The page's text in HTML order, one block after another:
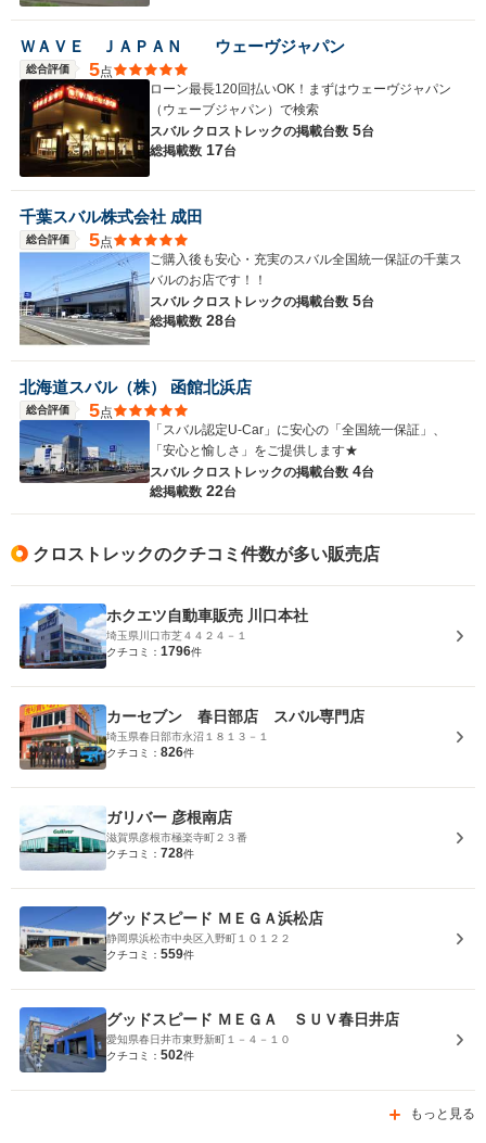
ＷＡＶＥ ＪＡＰＡＮ ウェーヴジャパン
総合評価 5点
ローン最長120回払いOK！まずはウェーヴジャパン
（ウェーブジャパン）で検索
スバル クロストレックの掲載台数 5台
総掲載数 17台
千葉スバル株式会社 成田
総合評価 5点
ご購入後も安心・充実のスバル全国統一保証の千葉ス
バルのお店です！！
スバル クロストレックの掲載台数 5台
総掲載数 28台
北海道スバル（株） 函館北浜店
総合評価 5点
「スバル認定U-Car」に安心の「全国統一保証」、
「安心と愉しさ」をご提供します★
スバル クロストレックの掲載台数 4台
総掲載数 22台
クロストレックのクチコミ件数が多い販売店
ホクエツ自動車販売 川口本社
埼玉県川口市芝４４２４－１
クチコミ： 1796件
カーセブン 春日部店 スバル専門店
埼玉県春日部市永沼１８１３－１
クチコミ： 826件
ガリバー 彦根南店
滋賀県彦根市極楽寺町２３番
クチコミ： 728件
グッドスピード ＭＥＧＡ浜松店
静岡県浜松市中央区入野町１０１２２
クチコミ： 559件
グッドスピード ＭＥＧＡ ＳＵＶ春日井店
愛知県春日井市東野新町１－４－１０
クチコミ： 502件
もっと見る